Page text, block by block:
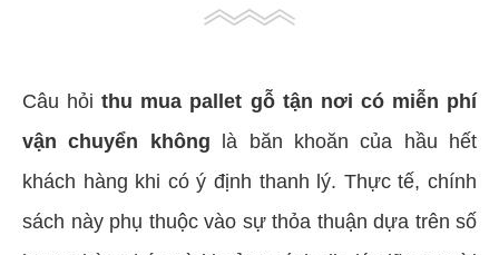
Câu hỏithu mua pallet gỗ tận nơi có miễn phí
vận chuyển không là băn khoăn của hầu hết
khách hàng khi có ý định thanh lý. Thực tế, chính
sách này phụ thuộc vào sự thỏa thuận dựa trên số